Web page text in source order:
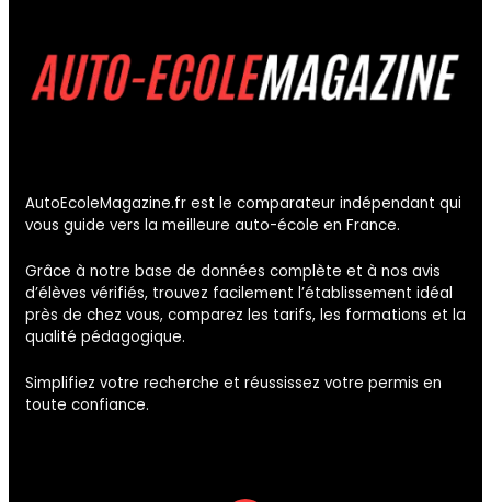
AutoEcoleMagazine.fr est le comparateur indépendant qui
vous guide vers la meilleure auto-école en France.
Grâce à notre base de données complète et à nos avis
d’élèves vérifiés, trouvez facilement l’établissement idéal
près de chez vous, comparez les tarifs, les formations et la
qualité pédagogique.
Simplifiez votre recherche et réussissez votre permis en
toute confiance.